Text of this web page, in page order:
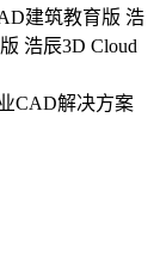
建筑教育版 浩
浩辰3D Cloud